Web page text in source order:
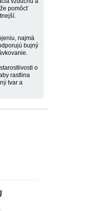
pomôcť
najmä
bujný
o
rastlina
tvar a